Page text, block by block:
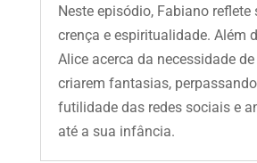
Neste episódio, Fabiano reflete
crença e espiritualidade. Além
Alice acerca da necessidade
criarem fantasias,
futilidade das redes sociais e
até a sua infância.